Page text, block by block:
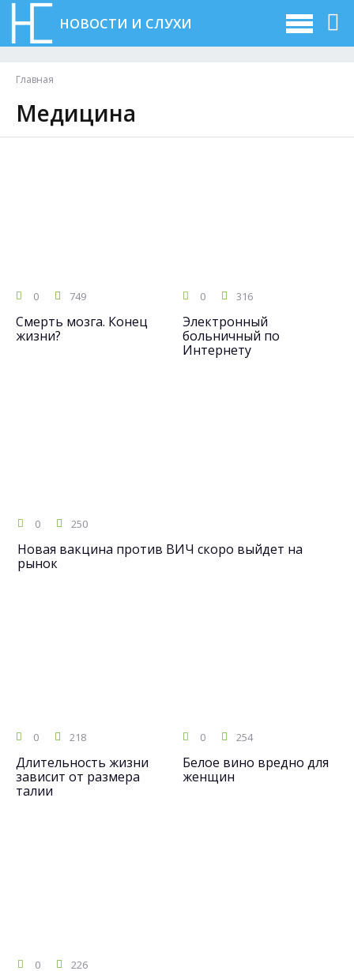
НОВОСТИ И СЛУХИ
Главная
Медицина
0 749
Смерть мозга. Конец
жизни?
0 316
Электронный
больничный по
Интернету
0 250
Новая вакцина против ВИЧ скоро выйдет на
рынок
0 218
Длительность жизни
зависит от размера
талии
0 254
Белое вино вредно для
женщин
0 226